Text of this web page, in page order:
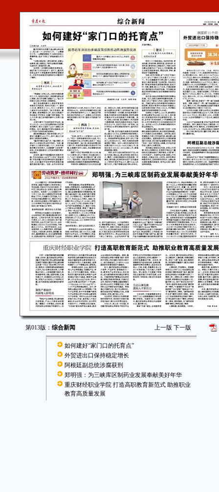
第013版： 综合新闻 上一版 下一版
如何建好“家门口的托育点”
外贸进出口保持稳定增长
阿根廷副总统涉腐获刑
郑明强：为三峡库区制药业发展奉献美好年华
重庆财经职业学院 打造高职教育新范式 助推职业
教育高质量发展